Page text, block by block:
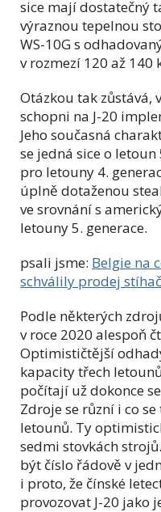
sice mají dostatečný
výraznou tepelnou
WS-10G s
v rozmezí 120 až
Otázkou tak zůstává,
schopni na J-20
Jeho současná
se jedná sice o
pro letouny 4.
úplně dotaženou
ve srovnání s
letouny 5. generace.
psali jsme: Belgie na
schválily prodej
Podle některých
v roce 2020 alespoň
Optimističtější
kapacity třech
počítají už dokonce
Zdroje se různí i co
letounů. Ty
sedmi stovkách
být číslo řádově v
i proto, že čínské
provozovat J-20 jako